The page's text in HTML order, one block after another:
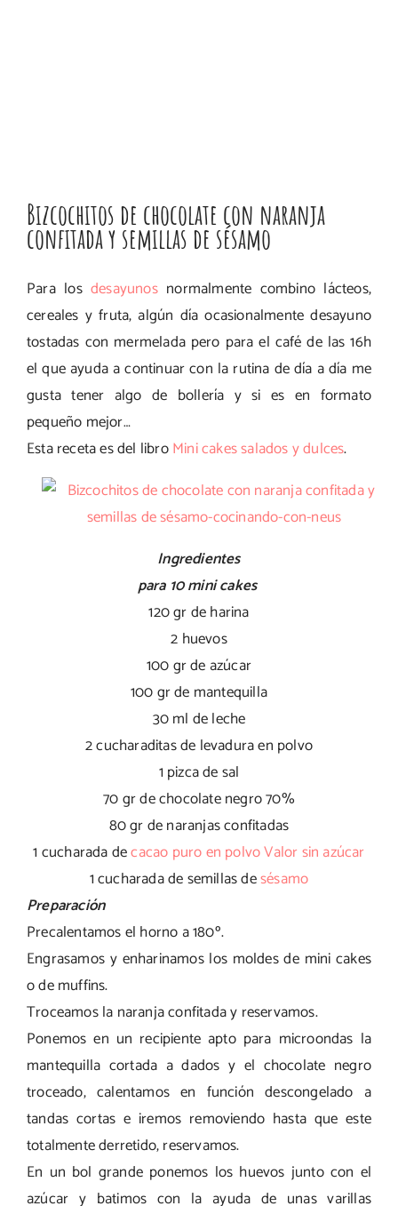
Bizcochitos de chocolate con naranja
confitada y semillas de sésamo
Para losdesayunosnormalmente combino lácteos,
cereales y fruta, algún día ocasionalmente desayuno
tostadas con mermelada pero para el café de las 16h
el que ayuda a continuar con la rutina de día a día me
gusta tener algo de bollería y si es en formato
pequeño mejor…
Esta receta es del libroMini cakes salados y dulces.
Ingredientes
para 10 mini cakes
120 gr de harina
2 huevos
100 gr de azúcar
100 gr de mantequilla
30 ml de leche
2 cucharaditas de levadura en polvo
1 pizca de sal
70 gr de chocolate negro 70%
80 gr de naranjas confitadas
1 cucharada decacao puro en polvo Valor sin azúcar
1 cucharada de semillas desésamo
Preparación
Precalentamos el horno a 180º.
Engrasamos y enharinamos los moldes de mini cakes
o de muffins.
Troceamos la naranja confitada y reservamos.
Ponemos en un recipiente apto para microondas la
mantequilla cortada a dados y el chocolate negro
troceado, calentamos en función descongelado a
tandas cortas e iremos removiendo hasta que este
totalmente derretido, reservamos.
En un bol grande ponemos los huevos junto con el
azúcar y batimos con la ayuda de unas varillas